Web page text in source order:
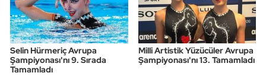
Selin Hürmeriç Avrupa
Şampiyonası'nı 9. Sırada
Tamamladı
Milli Artistik Yüzücüler Avrupa
Şampiyonası'nı 13. Tamamladı